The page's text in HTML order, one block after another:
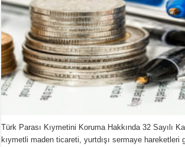
Türk Parası Kıymetini Koruma Hakkında 32 Sayılı
kıymetli maden ticareti, yurtdışı sermaye hareketleri